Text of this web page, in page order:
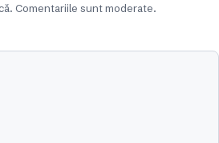
Comentariile sunt moderate.